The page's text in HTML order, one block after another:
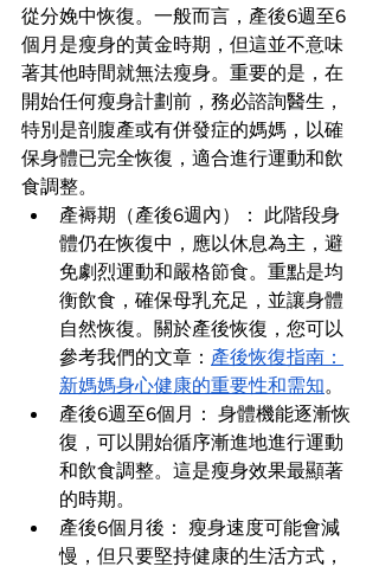
從分娩中恢復。一般而言，產後6週至6
個月是瘦身的黃金時期，但這並不意味
著其他時間就無法瘦身。重要的是，在
開始任何瘦身計劃前，務必諮詢醫生，
特別是剖腹產或有併發症的媽媽，以確
保身體已完全恢復，適合進行運動和飲
食調整。
產褥期（產後6週內）： 此階段身
體仍在恢復中，應以休息為主，避
免劇烈運動和嚴格節食。重點是均
衡飲食，確保母乳充足，並讓身體
自然恢復。關於產後恢復，您可以
參考我們的文章： 產後恢復指南：
新媽媽身心健康的重要性和需知。
產後6週至6個月： 身體機能逐漸恢
復，可以開始循序漸進地進行運動
和飲食調整。這是瘦身效果最顯著
的時期。
產後6個月後： 瘦身速度可能會減
慢，但只要堅持健康的生活方式，